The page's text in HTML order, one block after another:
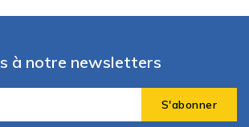
à notre newsletters